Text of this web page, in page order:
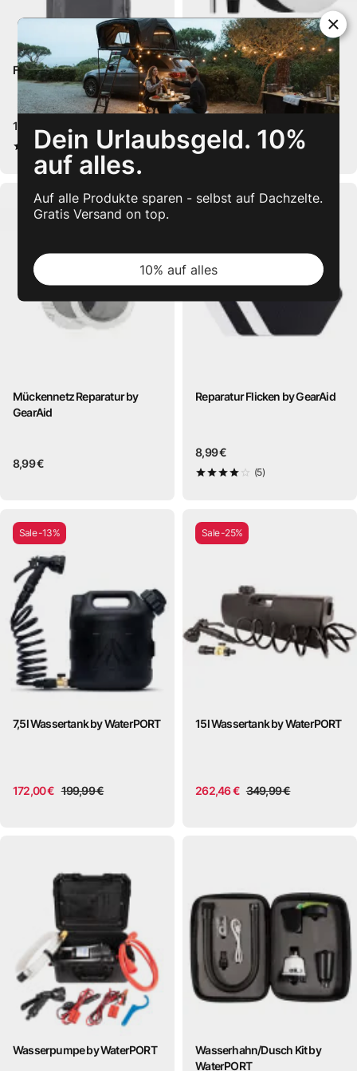
Freedom Car Organizer - M
139,99 €
5
(6)
Field Repair Kit by GearAid
4,3von 5
(4)
Mückennetz Reparatur by
GearAid
8,99 €
Reparatur Flicken by GearAid
8,99 €
4 von 5
(5)
Sale -13%
7,5l Wassertank by WaterPORT
172,00 € 199,99 €
Sale -25%
15l Wassertank by WaterPORT
262,46 € 349,99 €
Wasserpumpe by WaterPORT
Wasserhahn/Dusch Kit by
WaterPORT
Dein Urlaubsgeld. 10%
auf alles.
Auf alle Produkte sparen - selbst auf Dachzelte.
Gratis Versand on top.
10% auf alles